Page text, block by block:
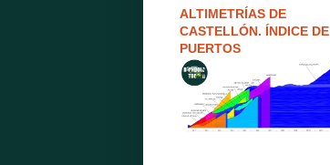
ALTIMETRÍAS DE
CASTELLÓN. ÍNDICE DE
PUERTOS